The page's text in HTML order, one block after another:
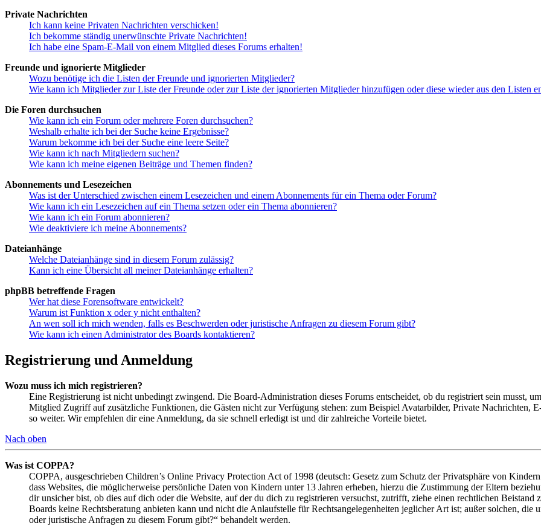
Private Nachrichten
Ich kann keine Privaten Nachrichten verschicken!
Ich bekomme ständig unerwünschte Private Nachrichten!
Ich habe eine Spam-E-Mail von einem Mitglied dieses Forums erhalten!
Freunde und ignorierte Mitglieder
Wozu benötige ich die Listen der Freunde und ignorierten Mitglieder?
Wie kann ich Mitglieder zur Liste der Freunde oder zur Liste der ignorierten Mitglieder hinzufügen oder diese wieder aus den Listen
Die Foren durchsuchen
Wie kann ich ein Forum oder mehrere Foren durchsuchen?
Weshalb erhalte ich bei der Suche keine Ergebnisse?
Warum bekomme ich bei der Suche eine leere Seite?
Wie kann ich nach Mitgliedern suchen?
Wie kann ich meine eigenen Beiträge und Themen finden?
Abonnements und Lesezeichen
Was ist der Unterschied zwischen einem Lesezeichen und einem Abonnements für ein Thema oder Forum?
Wie kann ich ein Lesezeichen auf ein Thema setzen oder ein Thema abonnieren?
Wie kann ich ein Forum abonnieren?
Wie deaktiviere ich meine Abonnements?
Dateianhänge
Welche Dateianhänge sind in diesem Forum zulässig?
Kann ich eine Übersicht all meiner Dateianhänge erhalten?
phpBB betreffende Fragen
Wer hat diese Forensoftware entwickelt?
Warum ist Funktion x oder y nicht enthalten?
An wen soll ich mich wenden, falls es Beschwerden oder juristische Anfragen zu diesem Forum gibt?
Wie kann ich einen Administrator des Boards kontaktieren?
Registrierung und Anmeldung
Wozu muss ich mich registrieren?
Eine Registrierung ist nicht unbedingt zwingend. Die Board-Administration dieses Forums entscheidet, ob du registriert sein musst,
Mitglied Zugriff auf zusätzliche Funktionen, die Gästen nicht zur Verfügung stehen: zum Beispiel Avatarbilder, Private Nachrichten,
so weiter. Wir empfehlen dir eine Anmeldung, da sie schnell erledigt ist und dir zahlreiche Vorteile bietet.
Nach oben
Was ist COPPA?
COPPA, ausgeschrieben Children’s Online Privacy Protection Act of 1998 (deutsch: Gesetz zum Schutz der Privatsphäre von
dass Websites, die möglicherweise persönliche Daten von Kindern unter 13 Jahren erheben, hierzu die Zustimmung der Eltern
dir unsicher bist, ob dies auf dich oder die Website, auf der du dich zu registrieren versuchst, zutrifft, ziehe einen rechtlichen
Boards keine Rechtsberatung anbieten kann und nicht die Anlaufstelle für Rechtsangelegenheiten jeglicher Art ist; außer solchen,
oder juristische Anfragen zu diesem Forum gibt?“ behandelt werden.